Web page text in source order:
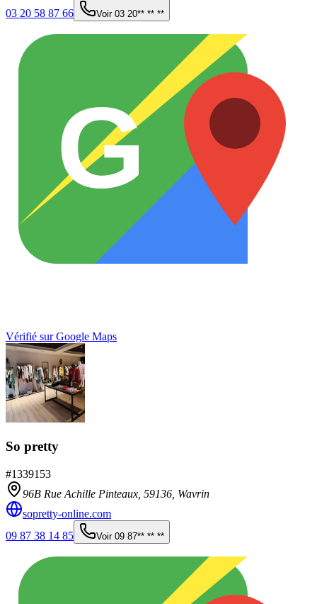
03 20 58 87 66
Voir 03 20** ** **
G
Vérifié sur Google Maps
So pretty
#1339153
96B Rue Achille Pinteaux, 59136 Wavrin
sopretty-online.com
09 87 38 14 85
Voir 09 87** ** **